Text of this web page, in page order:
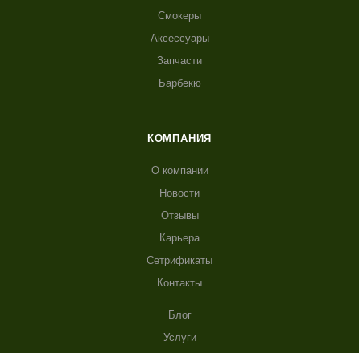
Смокеры
Аксессуары
Запчасти
Барбекю
КОМПАНИЯ
О компании
Новости
Отзывы
Карьера
Сетрификаты
Контакты
Блог
Услуги